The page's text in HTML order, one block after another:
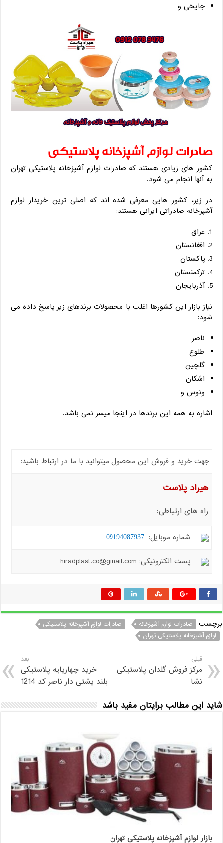
جایخی و …
صادرات لوازم آشپزخانه پلاستیکی
کشور های زیادی هستند که صادرات لوازم آشپزخانه پلاستیکی تهران
به آنها انجام می شود.
در زیر، کشور هایی معرفی شده اند که اصلی ترین خریدار لوازم
آشپزخانه صادراتی ایرانی هستند:
عراق
افغانستان
پاکستان
ترکمنستان
آذربایجان
نیاز بازار این کشورها اغلب با محصولات برندهای زیر پاسخ داده می
شود:
ناصر
طلوع
گلچین
اشکان
ونوس و …
اشاره به همه این برندها در اینجا میسر نمی باشد.
جهت خرید و فروش این محصول میتوانید با ما در ارتباط باشید:
هیراد پلاست
راه های ارتباطی:
شماره موبایل: 09194087937
پست الکترونیکی: hiradplast.co@gmail.com
برچسب صادرات لوازم آشپزخانه
صادرات لوازم آشپزخانه پلاستیکی
لوازم آشپزخانه پلاستیکی تهران
قبلی
مرکز فروش گلدان پلاستیکی
نشا
بعد
خرید چهارپایه پلاستیکی
بلند پشتی دار ناصر کد 1214
شاید این مطالب برایتان مفید باشد
بازار لوازم آشپزخانه پلاستیکی تهران